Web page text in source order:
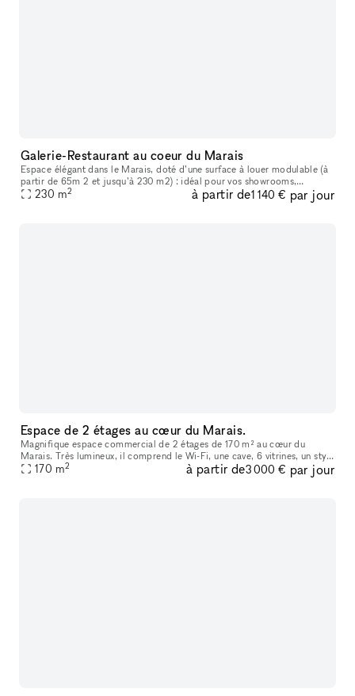
Galerie-Restaurant au coeur du Marais
Espace élégant dans le Marais, doté d’une surface à louer modulable (à
partir de 65m 2 et jusqu’à 230 m2) : idéal pour vos showrooms,
vernissages, événements à l’occasion de la Fashion Week, lancemen
230 m2 à partir de1 140 € par jour
Espace de 2 étages au cœur du Marais.
Magnifique espace commercial de 2 étages de 170 m² au cœur du
Marais. Très lumineux, il comprend le Wi-Fi, une cave, 6 vitrines, un style
Haussmannien, ainsi qu’un mini-kitchen et une toilet.
170 m2 à partir de3 000 € par jour